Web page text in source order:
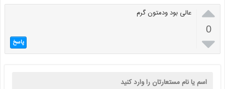

0

عالی بود ودمتون گرم
پاسخ